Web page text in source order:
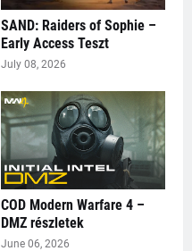
SAND: Raiders of Sophie –
Early Access Teszt
July 08, 2026
COD Modern Warfare 4 –
DMZ részletek
June 06, 2026